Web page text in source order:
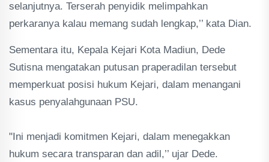
selanjutnya. Terserah penyidik melimpahkan
perkaranya kalau memang sudah lengkap,’’ kata Dian.
Sementara itu, Kepala Kejari Kota Madiun, Dede
Sutisna mengatakan putusan praperadilan tersebut
memperkuat posisi hukum Kejari, dalam menangani
kasus penyalahgunaan PSU.
"Ini menjadi komitmen Kejari, dalam menegakkan
hukum secara transparan dan adil,’’ ujar Dede.